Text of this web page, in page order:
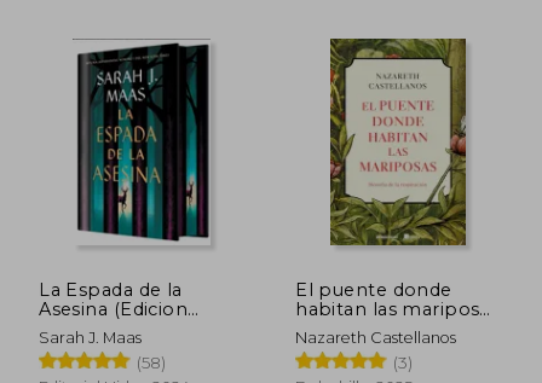
¥ 3,322
La Espada de la
Asesina (Edicion
Limitada) (in Spanish)
Sarah J. Maas
(58)
El puente donde
habitan las mariposas
(in Spanish)
Nazareth Castellanos
(3)